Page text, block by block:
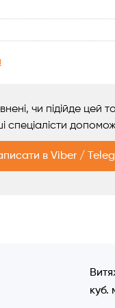
чи підійде цей
спеціалісти
в Viber /
куб.